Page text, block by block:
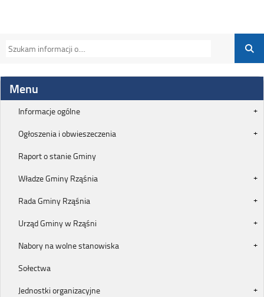
Menu
Informacje ogólne
Ogłoszenia i obwieszeczenia
Raport o stanie Gminy
Władze Gminy Rząśnia
Rada Gminy Rząśnia
Urząd Gminy w Rząśni
Nabory na wolne stanowiska
Sołectwa
Jednostki organizacyjne